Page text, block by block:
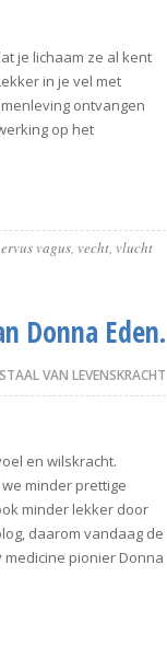
je lichaam ze al kent
in je vel met
ontvangen
op het
vagus, vecht, vlucht
Donna Eden.
VAN LEVENSKRACHT
en wilskracht.
minder prettige
minder lekker door
daarom vandaag de
pionier Donna